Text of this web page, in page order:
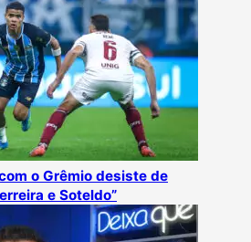
o Grêmio desiste de
e Soteldo”